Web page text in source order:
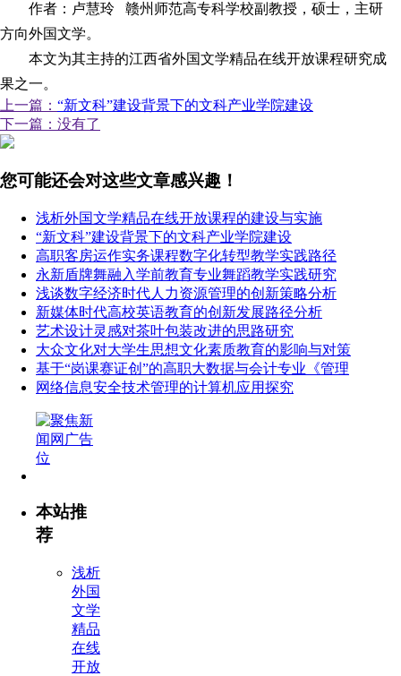
作者：卢慧玲 赣州师范高专科学校副教授，硕士，主研
方向外国文学。
本文为其主持的江西省外国文学精品在线开放课程研究成
果之一。
上一篇： “新文科”建设背景下的文科产业学院建设
下一篇：没有了
您可能还会对这些文章感兴趣！
浅析外国文学精品在线开放课程的建设与实施
“新文科”建设背景下的文科产业学院建设
高职客房运作实务课程数字化转型教学实践路径
永新盾牌舞融入学前教育专业舞蹈教学实践研究
浅谈数字经济时代人力资源管理的创新策略分析
新媒体时代高校英语教育的创新发展路径分析
艺术设计灵感对茶叶包装改进的思路研究
大众文化对大学生思想文化素质教育的影响与对策
基于“岗课赛证创”的高职大数据与会计专业《管理
网络信息安全技术管理的计算机应用探究
本站推
荐
浅析
外国
文学
精品
在线
开放